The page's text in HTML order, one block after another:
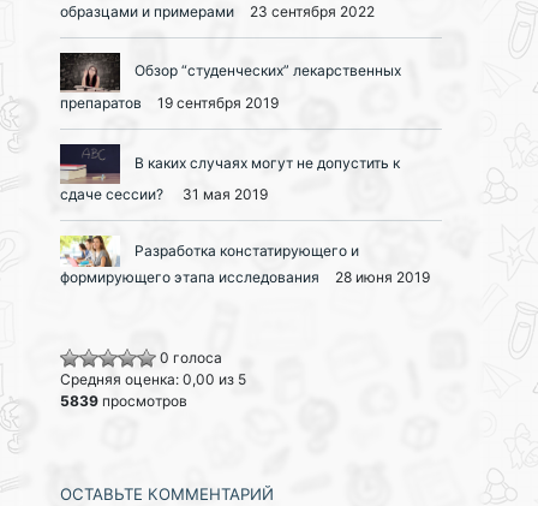
образцами и примерами 23 сентября 2022
Обзор “студенческих” лекарственных
препаратов
19 сентября 2019
В каких случаях могут не допустить к
сдаче сессии?
31 мая 2019
Разработка констатирующего и
формирующего этапа исследования
28 июня 2019
0 голоса
Средняя оценка: 0,00 из 5
5839 просмотров
ОСТАВЬТЕ КОММЕНТАРИЙ